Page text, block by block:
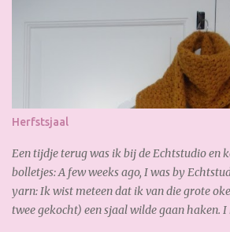
Herfstsjaal
Een tijdje terug was ik bij de Echtstudio en
bolletjes: A few weeks ago, I was by
yarn: Ik wist meteen dat ik van die grote
twee gekocht) een sjaal wilde gaan haken.